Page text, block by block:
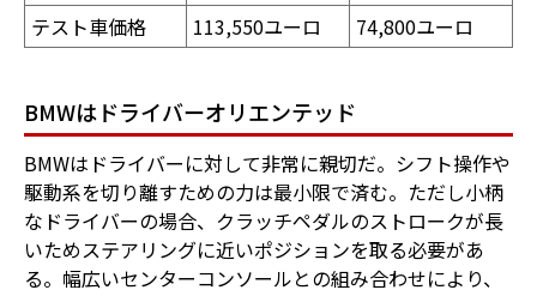
テスト車価格
113,550ユーロ 74,800ユーロ
BMWはドライバーオリエンテッド
BMWはドライバーに対して非常に親切だ。シフト操作や
駆動系を切り離すための力は最小限で済む。ただし小柄
なドライバーの場合、クラッチペダルのストロークが長
いためステアリングに近いポジションを取る必要があ
る。幅広いセンターコンソールとの組み合わせにより、